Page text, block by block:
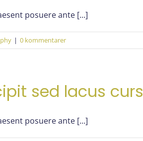
posuere ante [...]
| 0 kommentarer
sed lacus curs
posuere ante [...]